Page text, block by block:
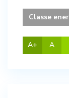
A+ A
Classe